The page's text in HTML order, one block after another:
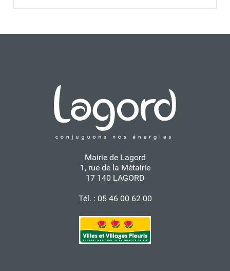
Mairie de Lagord
1, rue de la Métairie
17 140 LAGORD
Tél. : 05 46 00 62 00